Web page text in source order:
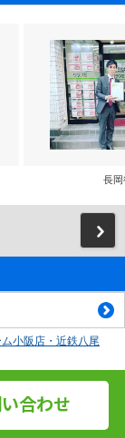
長岡
小阪店・近鉄八尾
合わせ